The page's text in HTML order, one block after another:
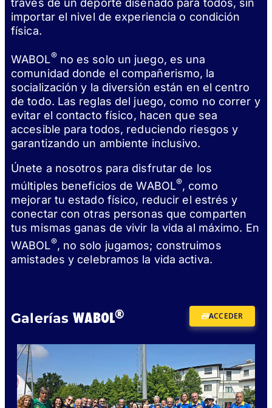
través de un deporte diseñado para todos, sin
importar el nivel de experiencia o condición
física.
WABOL®no es solo un juego, es una
comunidad donde el compañerismo, la
socialización y la diversión están en el centro
de todo. Las reglas del juego, como no correr y
evitar el contacto físico, hacen que sea
accesible para todos, reduciendo riesgos y
garantizando un ambiente inclusivo.
Únete a nosotros para disfrutar de los
múltiples beneficios de WABOL®, como
mejorar tu estado físico, reducir el estrés y
conectar con otras personas que comparten
tus mismas ganas de vivir la vida al máximo. En
WABOL®, no solo jugamos; construimos
amistades y celebramos la vida activa.
GaleríasWABOL® ACCEDER